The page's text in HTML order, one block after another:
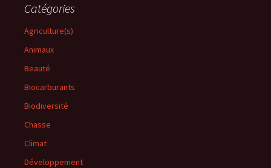
Catégories
Agriculture(s)
Animaux
Beauté
Biocarburants
Biodiversité
Chasse
Climat
Développement